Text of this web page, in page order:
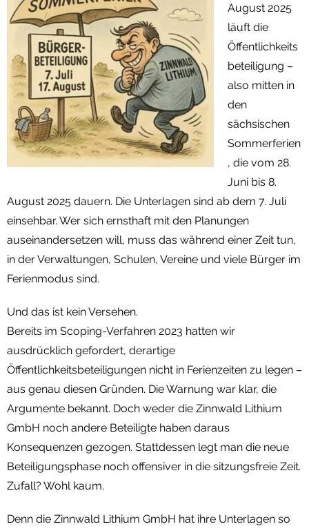
August 2025
läuft die
Öffentlichkeits
beteiligung –
also mitten in
den
sächsischen
Sommerferien
, die vom 28.
Juni bis 8.
August 2025 dauern. Die Unterlagen sind ab dem 7. Juli
einsehbar. Wer sich ernsthaft mit den Planungen
auseinandersetzen will, muss das während einer Zeit tun,
in der Verwaltungen, Schulen, Vereine und viele Bürger im
Ferienmodus sind.
Und das ist kein Versehen.
Bereits im Scoping-Verfahren 2023 hatten wir
ausdrücklich gefordert, derartige
Öffentlichkeitsbeteiligungen nicht in Ferienzeiten zu legen –
aus genau diesen Gründen. Die Warnung war klar, die
Argumente bekannt. Doch weder die Zinnwald Lithium
GmbH noch andere Beteiligte haben daraus
Konsequenzen gezogen. Stattdessen legt man die neue
Beteiligungsphase noch offensiver in die sitzungsfreie Zeit.
Zufall? Wohl kaum.
Denn die Zinnwald Lithium GmbH hat ihre Unterlagen so